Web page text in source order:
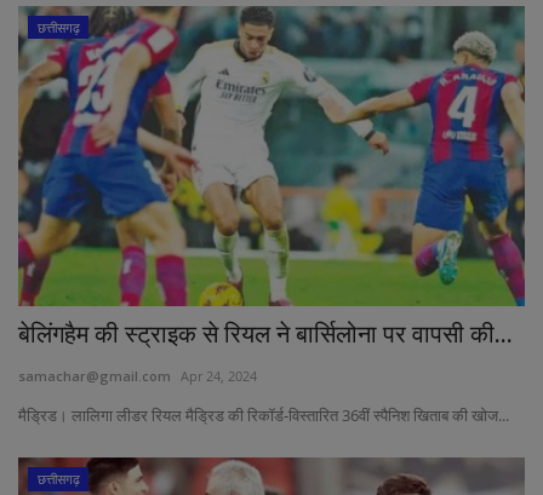
छत्तीसगढ़
बेलिंगहैम की स्ट्राइक से रियल ने बार्सिलोना पर वापसी की...
samachar@gmail.com Apr 24, 2024
मैड्रिड। लालिगा लीडर रियल मैड्रिड की रिकॉर्ड-विस्तारित 36वीं स्पैनिश खिताब की खोज...
छत्तीसगढ़